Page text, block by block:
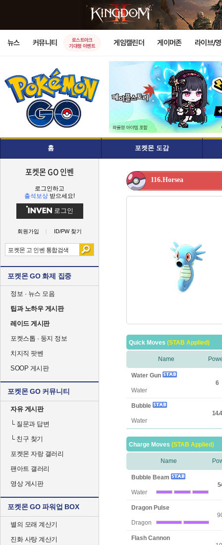
뉴스 커뮤니티
로스트아크
기대평 이벤트
게임캘린더 게이머존 라이브/
홈 포켓몬 도감
포켓몬 GO 인벤
로그인하고
출석보상 받으세요!
로그인
회원가입 ID/PW 찾기
포켓몬 GO 화제 집중
정보 · 뉴스 모음
팁과 노하우 게시판
레이드 게시판
포켓스톱 · 둥지 정보
치지직 팟벤
SOOP 게시판
포켓몬 GO 커뮤니티
자유 게시판
└질문과 답변
└친구 찾기
포켓몬 자랑 갤러리
팬아트 갤러리
영상 게시판
포켓몬 GO 파워업 BOX
별의 모래 계산기
진화 사탕 계산기
116.Horsea
Quick Moves (STAB Applied)
Name
Water Gun
Water
6
Bubble
Water
14.4
Charge Moves (STAB Applied)
Name
Bubble Beam
Water
Dragon Pulse
Dragon
Flash Cannon